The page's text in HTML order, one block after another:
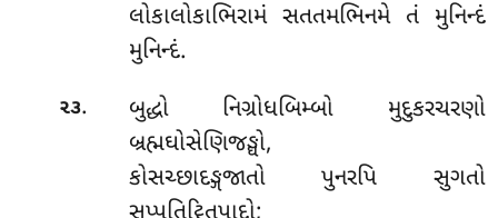
લોકાલોકાભિરામં સતતમભિનમે તં મુનિન્દં
મુનિન્દં.
૨૩.
બુદ્ધો નિગ્રોધબિમ્બો મુદુકરચરણો
બ્રહ્મઘોસેણિજઙ્ઘો,
કોસચ્છાદઙ્ગજાતો પુનરપિ સુગતો